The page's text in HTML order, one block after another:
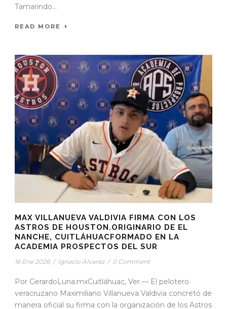
Tamarindo...
READ MORE
MAX VILLANUEVA VALDIVIA FIRMA CON LOS
ASTROS DE HOUSTON.ORIGINARIO DE EL
NANCHE, CUITLÁHUACFORMADO EN LA
ACADEMIA PROSPECTOS DEL SUR
16 Ene 2026 / Ignacio Álvarez / 0 Comment
Por GerardoLuna.mxCuitláhuac, Ver.— El pelotero
veracruzano Maximiliano Villanueva Valdivia concretó de
manera oficial su firma con la organización de los Astros